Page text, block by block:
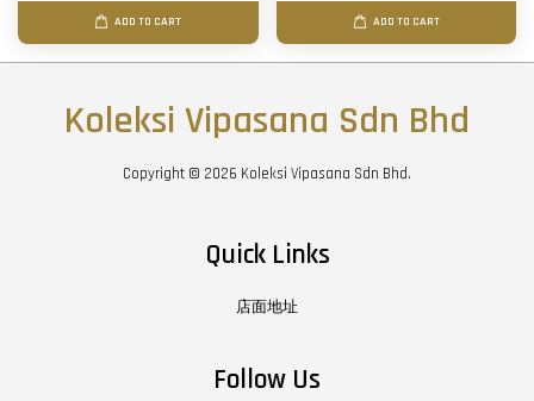
ADD TO CART ADD TO CART
Koleksi Vipasana Sdn Bhd
Copyright © 2026 Koleksi Vipasana Sdn Bhd.
Quick Links
店面地址
Follow Us